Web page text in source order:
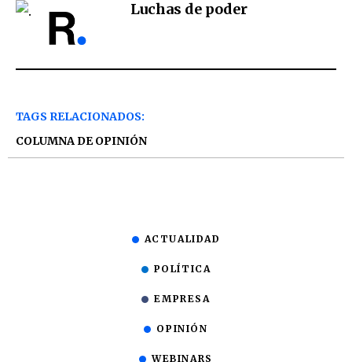
Luchas de poder
TAGS RELACIONADOS:
COLUMNA DE OPINIÓN
ACTUALIDAD
POLÍTICA
EMPRESA
OPINIÓN
WEBINARS